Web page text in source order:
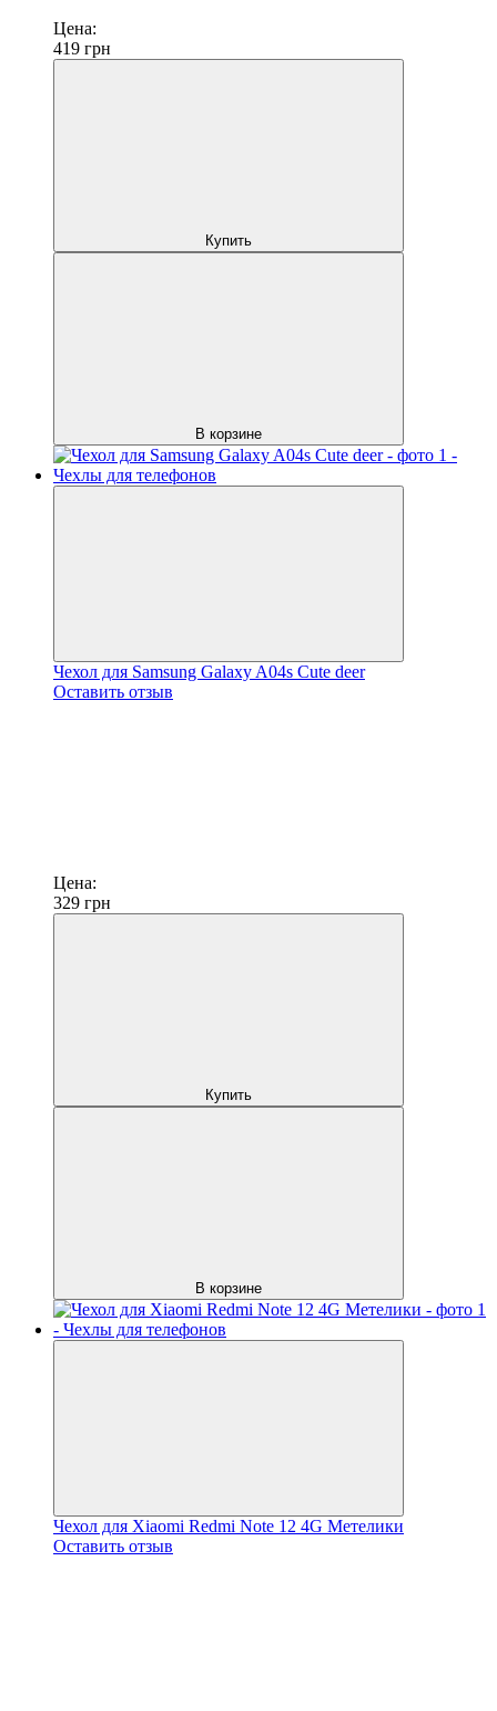
Цена:
419 грн
Купить
В корзине
Чехол для Samsung Galaxy A04s Сute deer
Оставить отзыв
Цена:
329 грн
Купить
В корзине
Чехол для Xiaomi Redmi Note 12 4G Метелики
Оставить отзыв